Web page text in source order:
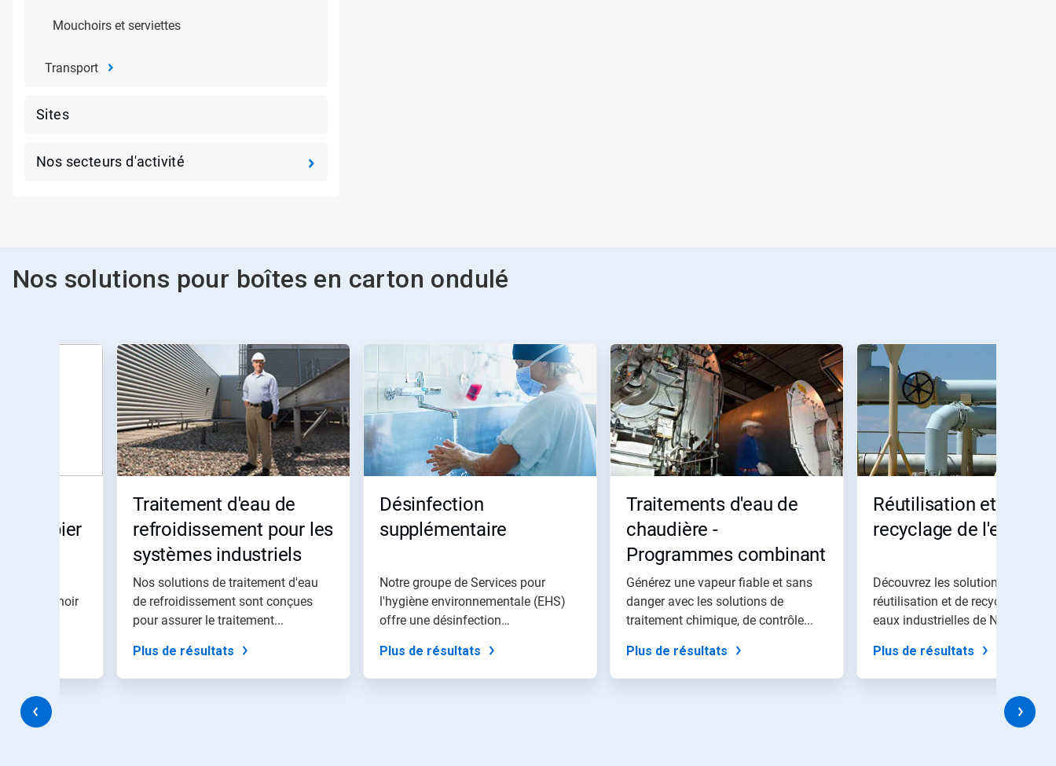
Mouchoirs et serviettes
Transport
Sites
Nos secteurs d'activité
Nos solutions pour boîtes en carton ondulé
Ceci
suivante
«
Page
naviguer,
à papier
du séchoir
Traitement d'eau de
refroidissement pour les
systèmes industriels
d'eau de
refroidissement
Nos solutions de traitement d'eau
de refroidissement sont conçues
pour assurer le traitement...
Plus de résultats
Désinfection
supplémentaire
Notre groupe de Services pour
l'hygiène environnementale (EHS)
offre une désinfection
Plus de résultats
Traitements d'eau de
chaudière -
Programmes combinant
produits chimiques,
surveillance et
maintenance​​​​​​​
Générez une vapeur fiable et sans
danger avec les solutions de
traitement chimique, de contrôle...
Plus de résultats
Réutilisation et
recyclage de l'eau
Découvrez les solutions de
réutilisation et de recyclage des
eaux industrielles de Nalco
Plus de résultats